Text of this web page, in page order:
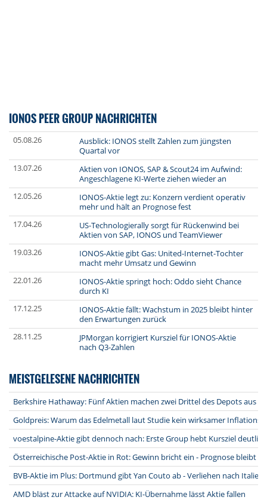
IONOS PEER GROUP NACHRICHTEN
05.08.26
Ausblick: IONOS stellt Zahlen zum jüngsten
Quartal vor
13.07.26
Aktien von IONOS, SAP & Scout24 im Aufwind:
Angeschlagene KI-Werte ziehen wieder an
12.05.26
IONOS-Aktie legt zu: Konzern verdient operativ
mehr und hält an Prognose fest
17.04.26
US-Technologierally sorgt für Rückenwind bei
Aktien von SAP, IONOS und TeamViewer
19.03.26
IONOS-Aktie gibt Gas: United-Internet-Tochter
macht mehr Umsatz und Gewinn
22.01.26
IONOS-Aktie springt hoch: Oddo sieht Chance
durch KI
17.12.25
IONOS-Aktie fällt: Wachstum in 2025 bleibt hinter
den Erwartungen zurück
28.11.25
JPMorgan korrigiert Kursziel für IONOS-Aktie
nach Q3-Zahlen
MEISTGELESENE NACHRICHTEN
Berkshire Hathaway: Fünf Aktien machen zwei Drittel des Depots aus
Goldpreis: Warum das Edelmetall laut Studie kein wirksamer
voestalpine-Aktie gibt dennoch nach: Erste Group hebt Kursziel
Österreichische Post-Aktie in Rot: Gewinn bricht ein - Prognose bleibt
BVB-Aktie im Plus: Dortmund gibt Yan Couto ab - Verliehen nach Italien
AMD bläst zur Attacke auf NVIDIA: KI-Übernahme lässt Aktie fallen